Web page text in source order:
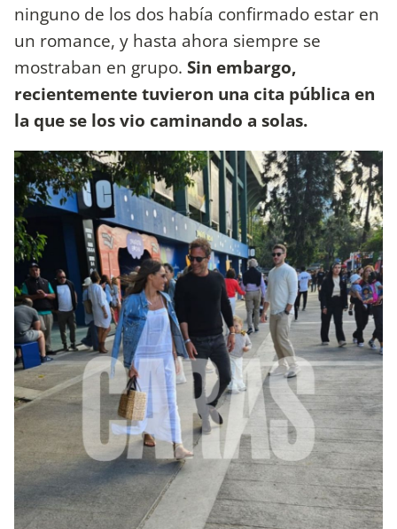
ninguno de los dos había confirmado estar en
un romance, y hasta ahora siempre se
mostraban en grupo. Sin embargo,
recientemente tuvieron una cita pública en
la que se los vio caminando a solas.